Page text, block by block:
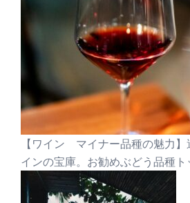
【ワイン マイナー品種の魅力】
インの宝庫。お勧めぶどう品種ト